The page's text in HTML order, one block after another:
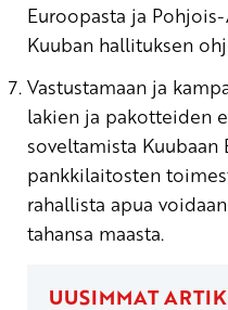
Euroopasta ja
Kuuban hallituksen
Vastustamaan ja
lakien ja pakotteiden
soveltamista
pankkilaitosten
rahallista apua
tahansa maasta.
UUSIMMAT